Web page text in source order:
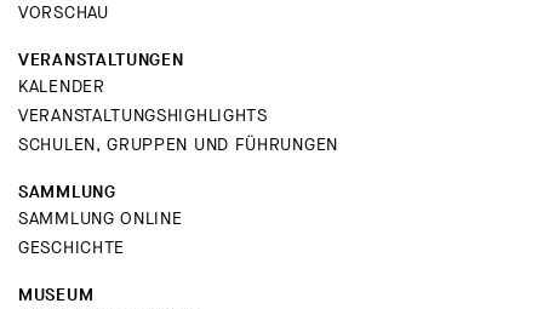
VORSCHAU
VERANSTALTUNGEN
KALENDER
VERANSTALTUNGSHIGHLIGHTS
SCHULEN, GRUPPEN UND FÜHRUNGEN
SAMMLUNG
SAMMLUNG ONLINE
GESCHICHTE
MUSEUM